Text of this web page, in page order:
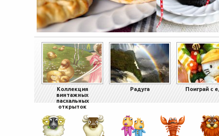
Коллекция
винтажных
пасхальных
открыток
Радуга Поиграй с